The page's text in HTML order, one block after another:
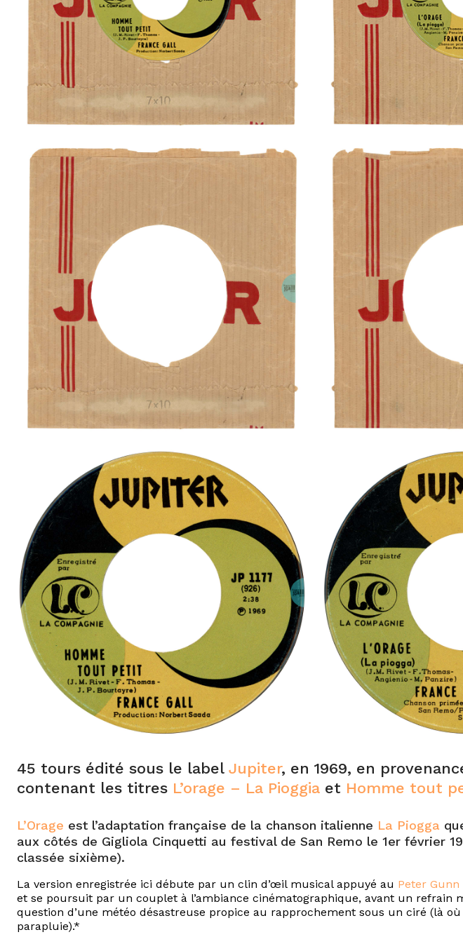
45 tours édité sous le label Jupiter, en 1969, en
contenant les titres L’orage – La Pioggia et Homme tout
L’Orage est l’adaptation française de la chanson italienne La Piogga
aux côtés de Gigliola Cinquetti au festival de San Remo le 1er février
classée sixième).
La version enregistrée ici débute par un clin d’œil musical appuyé au Peter
et se poursuit par un couplet à l’ambiance cinématographique, avant un refrain
question d’une météo désastreuse propice au rapprochement sous un ciré (là où
parapluie).*